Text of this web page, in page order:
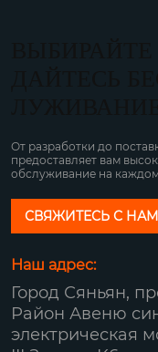
От разработки до
предоставляет вам
обслуживание на каждом
СВЯЖИТЕСЬ С
Наш адрес:
Город Сяньян,
Район Авеню
электрическая